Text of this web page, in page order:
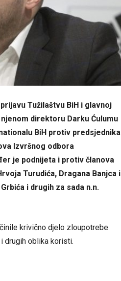
Tužilaštvu BiH i glavnoj
direktoru Darku Ćulumu
BiH protiv predsjednika
Izvršnog odbora
je podnijeta i protiv članova
Turudića, Dragana Banjca i
i drugih za sada n.n.
krivično djelo zloupotrebe
drugih oblika koristi.